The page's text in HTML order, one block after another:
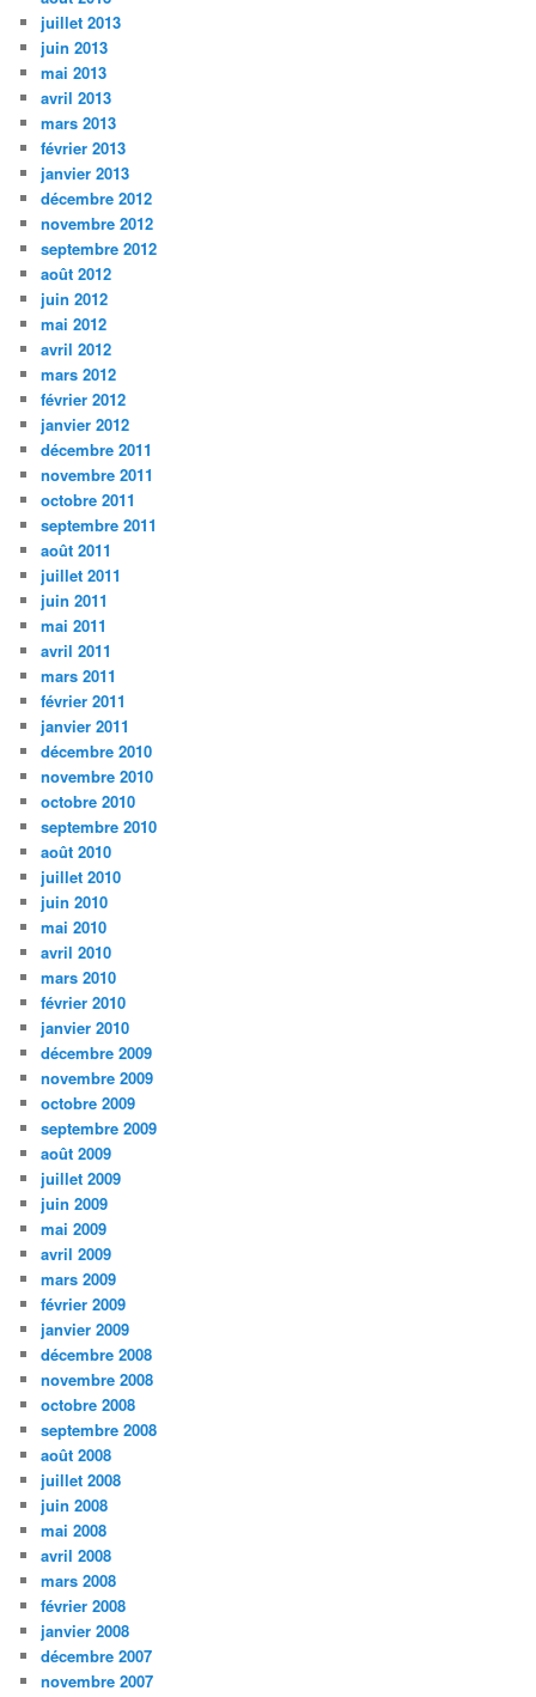
juillet 2013
juin 2013
mai 2013
avril 2013
mars 2013
février 2013
janvier 2013
décembre 2012
novembre 2012
septembre 2012
août 2012
juin 2012
mai 2012
avril 2012
mars 2012
février 2012
janvier 2012
décembre 2011
novembre 2011
octobre 2011
septembre 2011
août 2011
juillet 2011
juin 2011
mai 2011
avril 2011
mars 2011
février 2011
janvier 2011
décembre 2010
novembre 2010
octobre 2010
septembre 2010
août 2010
juillet 2010
juin 2010
mai 2010
avril 2010
mars 2010
février 2010
janvier 2010
décembre 2009
novembre 2009
octobre 2009
septembre 2009
août 2009
juillet 2009
juin 2009
mai 2009
avril 2009
mars 2009
février 2009
janvier 2009
décembre 2008
novembre 2008
octobre 2008
septembre 2008
août 2008
juillet 2008
juin 2008
mai 2008
avril 2008
mars 2008
février 2008
janvier 2008
décembre 2007
novembre 2007